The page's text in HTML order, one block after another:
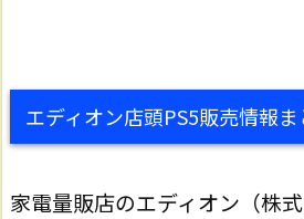
エディオン店頭PS5販売情報ま
家電量販店のエディオン（株